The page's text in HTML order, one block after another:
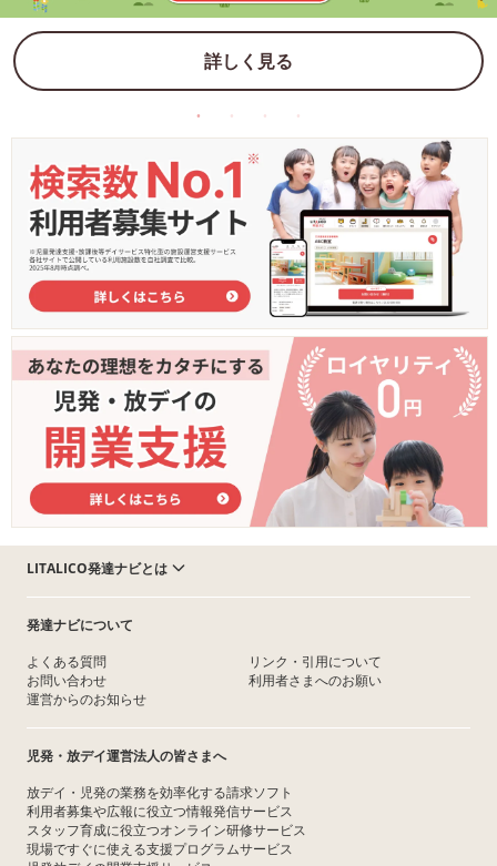
詳しく見る
LITALICO発達ナビとは
発達ナビについて
よくある質問
お問い合わせ
運営からのお知らせ
リンク・引用について
利用者さまへのお願い
児発・放デイ運営法人の皆さまへ
放デイ・児発の業務を効率化する請求ソフト
利用者募集や広報に役立つ情報発信サービス
スタッフ育成に役立つオンライン研修サービス
現場ですぐに使える支援プログラムサービス